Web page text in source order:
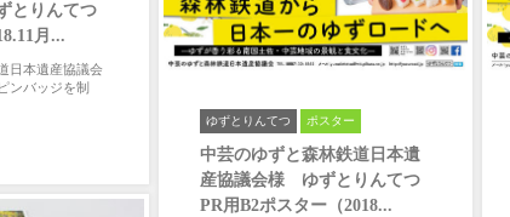
とりんてつ
月...
日本遺産協議会
バッジを制
ゆずとりんてつ ポスター
中芸のゆずと森林鉄道日本遺
産協議会様 ゆずとりんてつ
PR用B2ポスター（2018...